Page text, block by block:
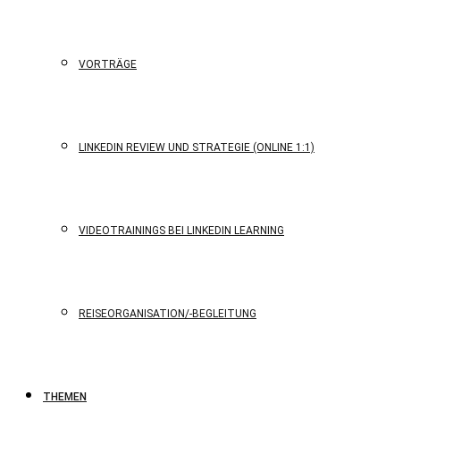
VORTRÄGE
LINKEDIN REVIEW UND STRATEGIE (ONLINE 1:1)
VIDEOTRAININGS BEI LINKEDIN LEARNING
REISEORGANISATION/-BEGLEITUNG
THEMEN